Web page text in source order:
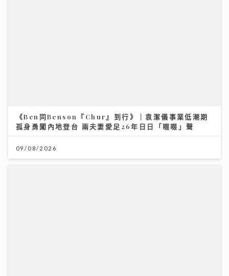
《Ben同Benson『Chur』到行》｜袁潔儀事業低潮期
孤身勇闖內地登台 兩夫妻愛足26年日日「啜啜」聲
09/08/2026